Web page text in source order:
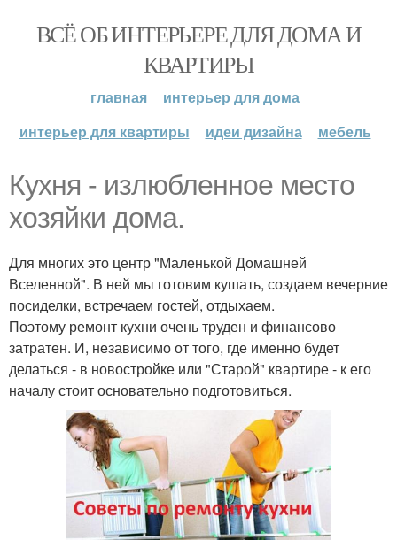
ВСЁ ОБ ИНТЕРЬЕРЕ ДЛЯ ДОМА И
КВАРТИРЫ
главная
интерьер для дома
интерьер для квартиры
идеи дизайна мебель
Кухня - излюбленное место
хозяйки дома.
Для многих это центр "Маленькой Домашней
Вселенной". В ней мы готовим кушать, создаем вечерние
посиделки, встречаем гостей, отдыхаем.
Поэтому ремонт кухни очень труден и финансово
затратен. И, независимо от того, где именно будет
делаться - в новостройке или "Старой" квартире - к его
началу стоит основательно подготовиться.